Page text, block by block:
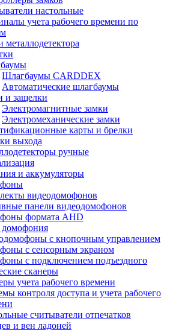
настольные
учета рабочего времени по
металлодетектора
Шлагбаумы CARDDEX
Автоматические шлагбаумы
и защелки
Электромагнитные замки
Электромеханические замки
карты и брелки
выхода
ручные
и аккумуляторы
видеодомофонов
панели видеодомофонов
формата AHD
с кнопочным управлением
с сенсорным экраном
с подключением подъездного
сканеры
учета рабочего времени
контроля доступа и учета рабочего
считыватели отпечатков
и вен ладоней